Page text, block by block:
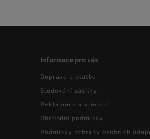
Informace pro vás
Doprava a platba
Sledování zásilky
Reklamace a vrácení
Obchodní podmínky
Podmínky ochrany osobních údajů